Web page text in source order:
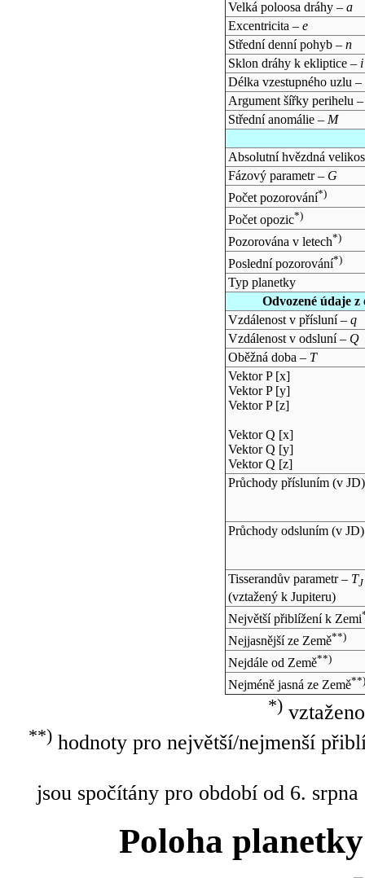
Velká poloosa dráhy – a
Excentricita – e
Střední denní pohyb – n
Sklon dráhy k ekliptice – i
Délka vzestupného uzlu –
Argument šířky perihelu
Střední anomálie – M
Absolutní hvězdná
Fázový parametr – G
Počet pozorování*)
Počet opozic*)
Pozorována v letech*)
Poslední pozorování*)
Typ planetky
Odvozené údaje
Vzdálenost v přísluní – q
Vzdálenost v odsluní – Q
Oběžná doba – T
Vektor P [x]
Vektor P [y]
Vektor P [z]
Vektor Q [x]
Vektor Q [y]
Vektor Q [z]
Průchody přísluním (v JD)
Průchody odsluním (v JD)
Tisserandův parametr – TJ
(vztažený k Jupiteru)
Největší přiblížení k Zemi
Nejjasnější ze Země**)
Nejdále od Země**)
Nejméně jasná ze Země**)
*)
**)hodnoty pro největší/nejmenší
jsou spočítány pro období od 6.
Poloha